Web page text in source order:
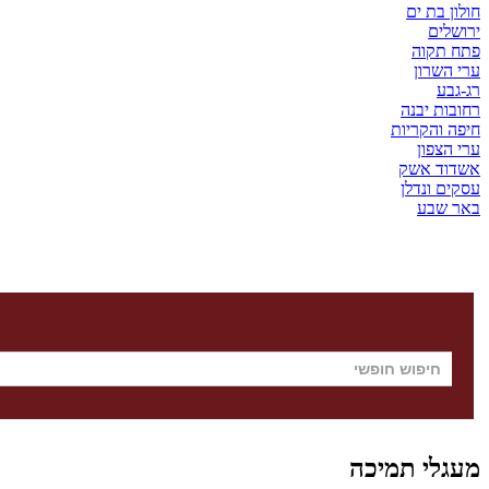
חולון בת ים
ירושלים
פתח תקוה
ערי השרון
רג-גבע
רחובות יבנה
חיפה והקריות
ערי הצפון
אשדוד אשק
עסקים ונדלן
באר שבע
מעגלי תמיכה